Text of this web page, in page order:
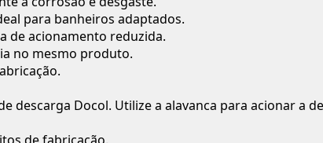
para banheiros adaptados.
de acionamento reduzida.
no mesmo produto.
descarga Docol. Utilize a alavanca para acionar a